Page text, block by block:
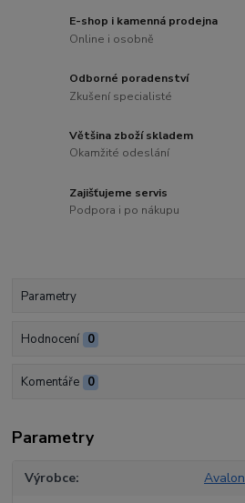
E-shop i kamenná prodejna
Online i osobně
Odborné poradenství
Zkušení specialisté
Většina zboží skladem
Okamžité odeslání
Zajišťujeme servis
Podpora i po nákupu
Parametry
Hodnocení 0
Komentáře 0
Parametry
Výrobce Avalon